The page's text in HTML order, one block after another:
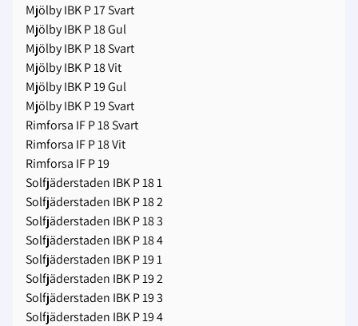
Mjölby IBK P 17 Svart
Mjölby IBK P 18 Gul
Mjölby IBK P 18 Svart
Mjölby IBK P 18 Vit
Mjölby IBK P 19 Gul
Mjölby IBK P 19 Svart
Rimforsa IF P 18 Svart
Rimforsa IF P 18 Vit
Rimforsa IF P 19
Solfjäderstaden IBK P 18 1
Solfjäderstaden IBK P 18 2
Solfjäderstaden IBK P 18 3
Solfjäderstaden IBK P 18 4
Solfjäderstaden IBK P 19 1
Solfjäderstaden IBK P 19 2
Solfjäderstaden IBK P 19 3
Solfjäderstaden IBK P 19 4